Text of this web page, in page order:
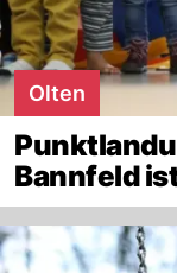
Olten
Bannfeld